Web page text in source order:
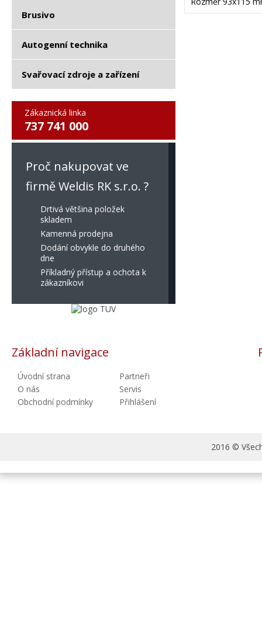
Brusivo
Autogenní technika
Svařovací zdroje a zařízení
Zákaznická linka
737 741 000
Proč nakupovat ve
firmě Weldis RK s.r.o. ?
Drtivá většina položek
skladem
Kamenná prodejna
Dodání obvykle do druhého
dne
Příkladný přístup a ochota k
zákazníkovi
Základní navigace
Úvodní strana
O nás
Obchodní podmínky
Partneři
Servis
Přihlášení
2016 ©